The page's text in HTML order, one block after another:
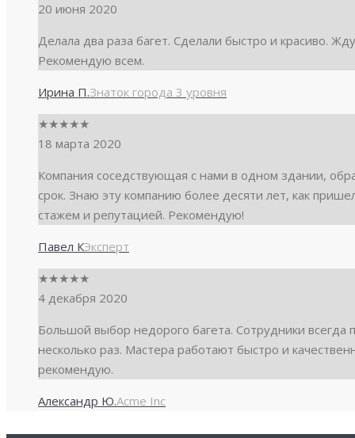
20 июня 2020
Делала два раза багет. Сделали быстро и красиво.
Рекомендую всем.
Ирина П.Знаток города 3 уровня
★★★★★
18 марта 2020
Компания соседствующая с нами в одном здании,
срок. Знаю эту компанию более десяти лет, как
стажем и репутацией. Рекомендую!
Павел КЭксперт
★★★★★
4 декабря 2020
Большой выбор недорого багета. Сотрудники всегда
несколько раз. Мастера работают быстро и
рекомендую.
Александр Ю.Acme Inc